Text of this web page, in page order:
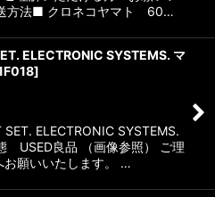
方法■ クロネコヤマト 60…
ELECTRONIC SYSTEMS. マ
]
ELECTRONIC SYSTEMS.
USED良品 （画像参照） ご理
お願いいたします。 …